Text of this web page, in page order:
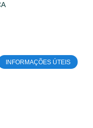
INFORMAÇÕES ÚTEIS